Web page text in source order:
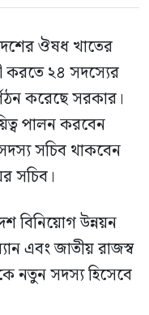
ঔষধ খাতের
করতে ২৪ সদস্যের
করেছে সরকার।
পালন করবেন
সদস্য সচিব থাকবেন
সচিব।
বিনিয়োগ উন্নয়ন
এবং জাতীয় রাজস্ব
নতুন সদস্য হিসেবে